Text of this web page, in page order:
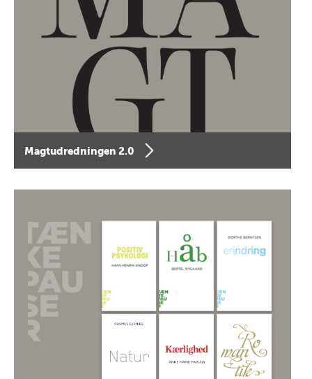
Magtudredningen 2.0